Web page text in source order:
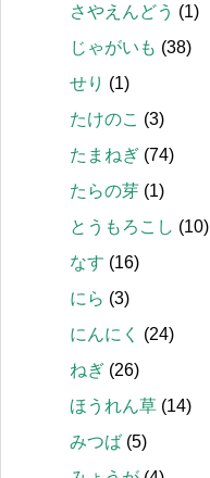
さやえんどう (1)
じゃがいも (38)
せり (1)
たけのこ (3)
たまねぎ (74)
たらの芽 (1)
とうもろこし (10)
なす (16)
にら (3)
にんにく
(24)
ねぎ (26)
ほうれん草 (14)
みつば (5)